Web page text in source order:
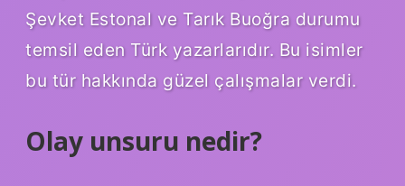
Şevket Estonal ve Tarık Buoğra durumu
temsil eden Türk yazarlarıdır. Bu isimler
bu tür hakkında güzel çalışmalar verdi.
Olay unsuru nedir?